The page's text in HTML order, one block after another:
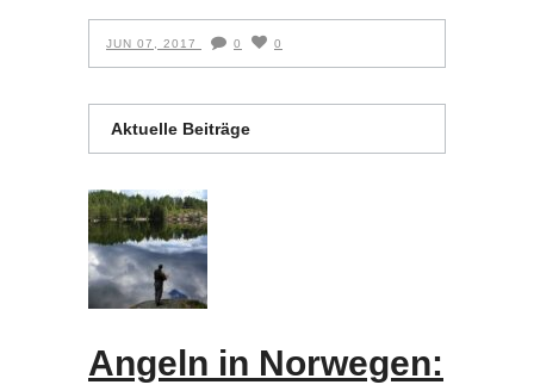
JUN 07, 2017 0 0
Aktuelle Beiträge
Angeln in Norwegen: